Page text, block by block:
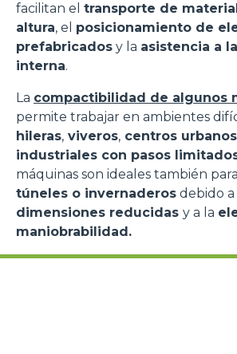
facilitan el transporte de
altura, el posicionamiento de
prefabricados y la asistencia a
interna.
La compactibilidad de algunos
permite trabajar en ambientes
hileras, viveros, centros urbanos
industriales con pasos
máquinas son ideales también
túneles o invernaderos debido a
dimensiones reducidas y a la
maniobrabilidad.